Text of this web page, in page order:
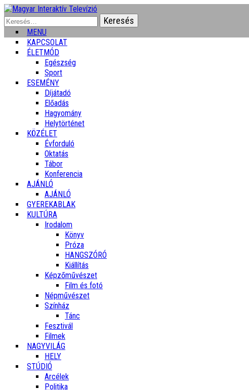
Keresés:
MENU
KAPCSOLAT
ÉLETMÓD
Egészség
Sport
ESEMÉNY
Díjátadó
Előadás
Hagyomány
Helytörténet
KÖZÉLET
Évforduló
Oktatás
Tábor
Konferencia
AJÁNLÓ
AJÁNLÓ
GYEREKABLAK
KULTÚRA
Irodalom
Könyv
Próza
HANGSZÓRÓ
Kiállítás
Képzőművészet
Film és fotó
Népművészet
Színház
Tánc
Fesztivál
Filmek
NAGYVILÁG
HELY
STÚDIÓ
Arcélek
Politika